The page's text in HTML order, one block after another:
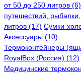
от 50 до 250 литров (6)
путешествий,
литров (17) Сумки-
Аксессуары (10)
Термоконтейнеры
RoyalBox (Россия) (12)
Медицинские